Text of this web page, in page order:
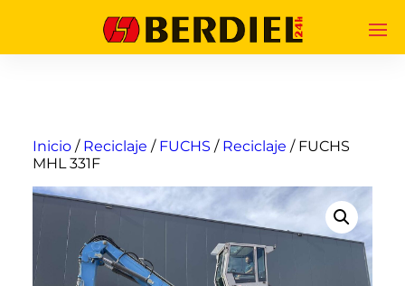
Inicio / Reciclaje / FUCHS / Reciclaje / FUCHS
MHL 331F